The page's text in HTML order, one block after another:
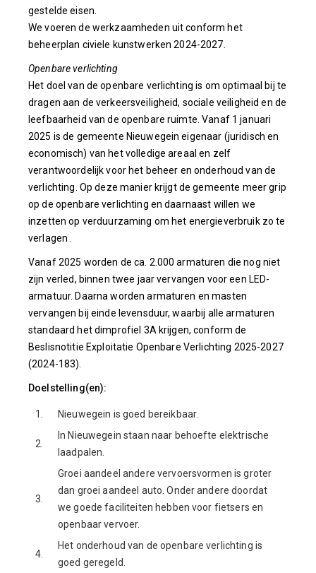
gestelde eisen.
We voeren de werkzaamheden uit conform het
beheerplan civiele kunstwerken 2024-2027.
Openbare verlichting
Het doel van de openbare verlichting is om optimaal bij te
dragen aan de verkeersveiligheid, sociale veiligheid en de
leefbaarheid van de openbare ruimte. Vanaf 1 januari
2025 is de gemeente Nieuwegein eigenaar (juridisch en
economisch) van het volledige areaal en zelf
verantwoordelijk voor het beheer en onderhoud van de
verlichting. Op deze manier krijgt de gemeente meer grip
op de openbare verlichting en daarnaast willen we
inzetten op verduurzaming om het energieverbruik zo te
verlagen
Vanaf 2025 worden de ca. 2.000 armaturen die nog niet
zijn verled, binnen twee jaar vervangen voor een LED-
armatuur. Daarna worden armaturen en masten
vervangen bij einde levensduur, waarbij alle armaturen
standaard het dimprofiel 3A krijgen, conform de
Beslisnotitie Exploitatie Openbare Verlichting 2025-2027
(2024-183).
Doelstelling(en):
1. Nieuwegein is goed bereikbaar.
2.
In Nieuwegein staan naar behoefte elektrische
laadpalen.
3.
Groei aandeel andere vervoersvormen is groter
dan groei aandeel auto. Onder andere doordat
we goede faciliteiten hebben voor fietsers en
openbaar vervoer.
4.
Het onderhoud van de openbare verlichting is
goed geregeld.